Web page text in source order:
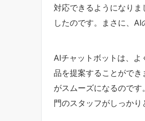
対応できるようになり
したのです。まさに、AI
AIチャットボットは、
品を提案することがで
がスムーズになるので
門のスタッフがしっかり